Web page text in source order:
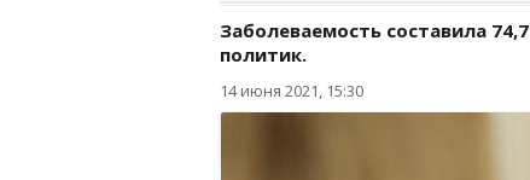
Заболеваемость составила
политик.
14 июня 2021, 15:30